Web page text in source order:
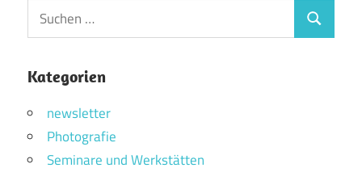
Suchen
nach:
Suchen
Kategorien
newsletter
Photografie
Seminare und Werkstätten